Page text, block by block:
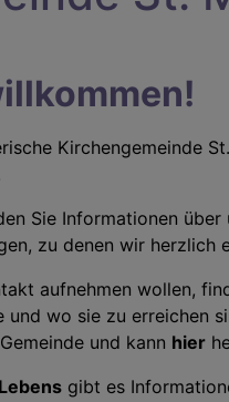
Kirchengemeinde
Sie Informationen
zu denen wir herzlich
aufnehmen wollen,
und wo sie zu erreichen
und kann hier
gibt es